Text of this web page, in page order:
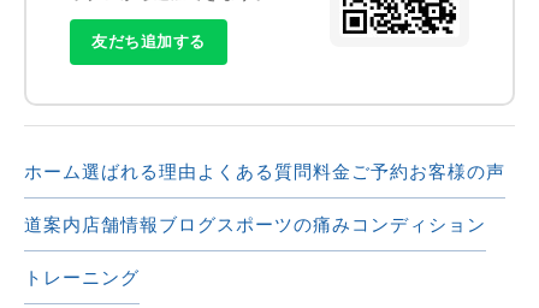
友だち追加する
ホーム選ばれる理由 よくある質問料金 ご予約お客様の声
道案内店舗情報ブログスポーツの痛み コンディション
トレーニング